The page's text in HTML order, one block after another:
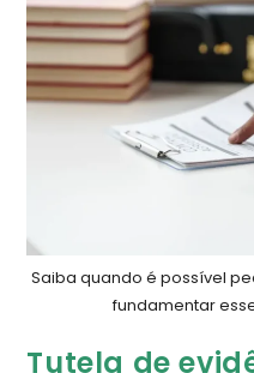
Saiba quando é possível
fundamentar
Tutela de